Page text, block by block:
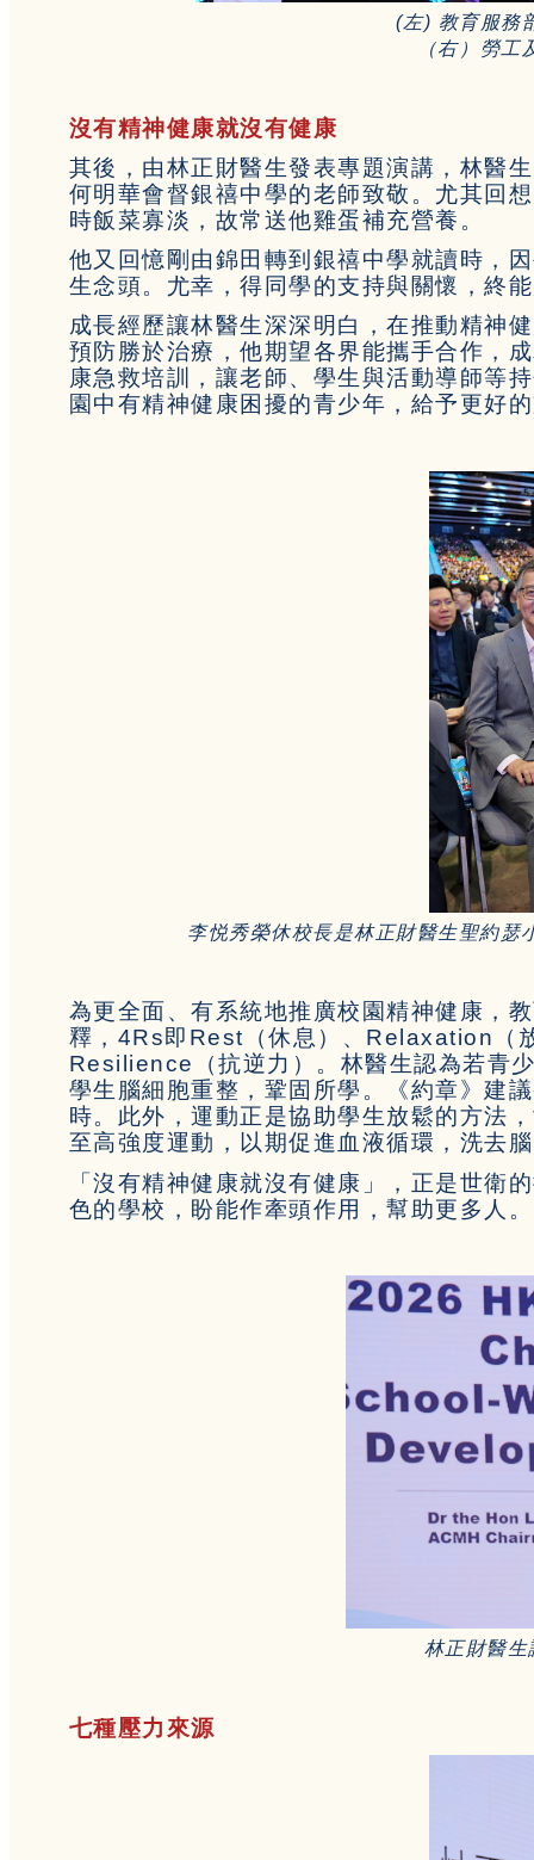
(左) 教育服務
（右） 勞工
沒有精神健康就沒有健康
其後，由林正財醫生發表專題演講，林醫
何明華會督銀禧中學的老師致敬。尤其回
時飯菜寡淡，故常送他雞蛋補充營養。
他又回憶剛由錦田轉到銀禧中學就讀時，
生念頭。尤幸，得同學的支持與關懷，終
成長經歷讓林醫生深深明白，在推動精神
預防勝於治療，他期望各界能攜手合作，
康急救培訓，讓老師、學生與活動導師等
園中有精神健康困擾的青少年，給予更好
李悦秀榮休校長是林正財醫生聖約瑟
為更全面、有系統地推廣校園精神健康，
釋，4Rs即Rest（休息）、Relaxation（
Resilience（抗逆力）。林醫生認為若青
學生腦細胞重整，鞏固所學。《約章》建
時。此外，運動正是協助學生放鬆的方法
至高強度運動，以期促進血液循環，洗去
「沒有精神健康就沒有健康」，正是世衛
色的學校，盼能作牽頭作用，幫助更多人。
林正財醫
七種壓力來源